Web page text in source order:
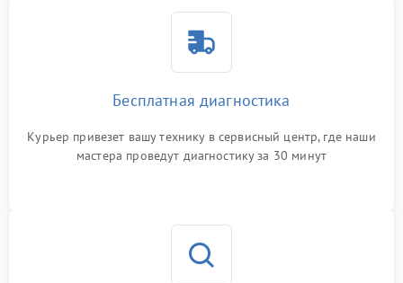
Бесплатная диагностика
Курьер привезет вашу технику в сервисный центр, где наши
мастера проведут диагностику за 30 минут